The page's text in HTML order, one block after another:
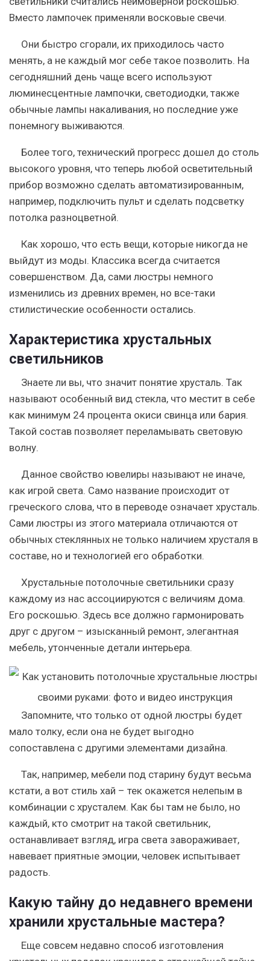
Вместо лампочек применяли восковые свечи.
Они быстро сгорали, их приходилось часто
менять, а не каждый мог себе такое позволить. На
сегодняшний день чаще всего используют
люминесцентные лампочки, светодиодки, также
обычные лампы накаливания, но последние уже
понемногу выживаются.
Более того, технический прогресс дошел до столь
высокого уровня, что теперь любой осветительный
прибор возможно сделать автоматизированным,
например, подключить пульт и сделать подсветку
потолка разноцветной.
Как хорошо, что есть вещи, которые никогда не
выйдут из моды. Классика всегда считается
совершенством. Да, сами люстры немного
изменились из древних времен, но все-таки
стилистические особенности остались.
Характеристика хрустальных
светильников
Знаете ли вы, что значит понятие хрусталь. Так
называют особенный вид стекла, что местит в себе
как минимум 24 процента окиси свинца или бария.
Такой состав позволяет переламывать световую
волну.
Данное свойство ювелиры называют не иначе,
как игрой света. Само название происходит от
греческого слова, что в переводе означает хрусталь.
Сами люстры из этого материала отличаются от
обычных стеклянных не только наличием хрусталя в
составе, но и технологией его обработки.
Хрустальные потолочные светильники сразу
каждому из нас ассоциируются с величиям дома.
Его роскошью. Здесь все должно гармонировать
друг с другом – изысканный ремонт, элегантная
мебель, утонченные детали интерьера.
Запомните, что только от одной люстры будет
мало толку, если она не будет выгодно
сопоставлена с другими элементами дизайна.
Так, например, мебели под старину будут весьма
кстати, а вот стиль хай – тек окажется нелепым в
комбинации с хрусталем. Как бы там не было, но
каждый, кто смотрит на такой светильник,
останавливает взгляд, игра света завораживает,
навевает приятные эмоции, человек испытывает
радость.
Какую тайну до недавнего времени
хранили хрустальные мастера?
Еще совсем недавно способ изготовления